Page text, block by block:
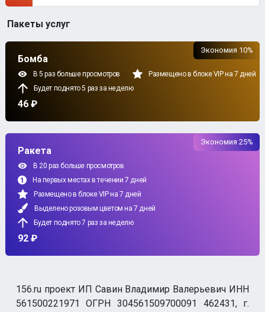
Пакеты услуг
Бомба
В 5 раз больше просмотров
Размещено в блоке VIP на 7 дней
Будет поднято 5 раз за неделю
46 ₽
Экономия 10%
Ракета
В 20 раз больше просмотров
На первых местах в течении 7 дней
Размещено в блоке VIP на 7 дней
Выделено розовым цветом на 7 дней
Будет поднято 7 раз за неделю
92 ₽
Экономия 25%
156.ru проект ИП Савин Владимир Валерьевич ИНН
561500221971 ОГРН 304561509700091 462431, г.